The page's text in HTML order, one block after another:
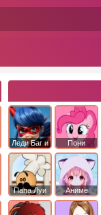
Леди Баг и
Супер Кот
Пони
Дружба это
Папа Луи Аниме